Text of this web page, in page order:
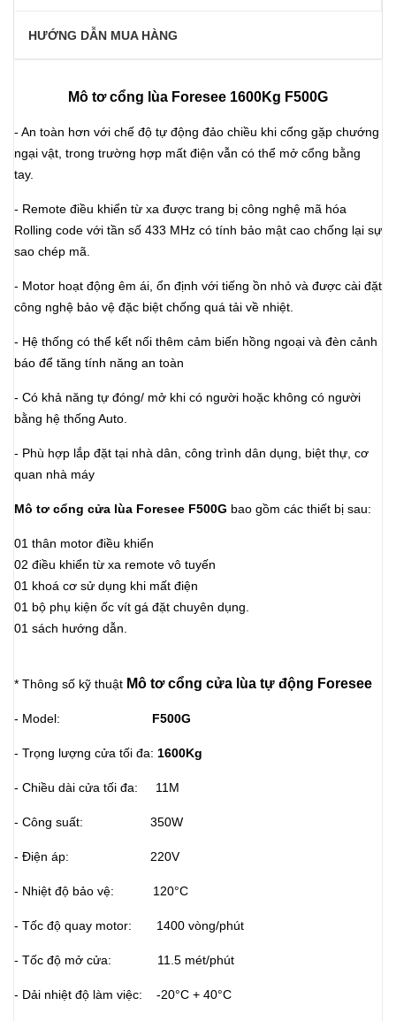
HƯỚNG DẪN MUA HÀNG
Mô tơ cổng lùa Foresee 1600Kg F500G
- An toàn hơn với chế độ tự động đảo chiều khi cổng gặp chướng
ngại vật, trong trường hợp mất điện vẫn có thể mở cổng bằng
tay.
- Remote điều khiển từ xa được trang bị công nghệ mã hóa
Rolling code với tần số 433 MHz có tính bảo mật cao chống lại sự
sao chép mã.
- Motor hoạt động êm ái, ổn định với tiếng ồn nhỏ và được cài đặt
công nghệ bảo vệ đặc biệt chống quá tải về nhiệt.
- Hệ thống có thể kết nối thêm cảm biến hồng ngoại và đèn cảnh
báo để tăng tính năng an toàn
- Có khả năng tự đóng/ mở khi có người hoặc không có người
bằng hệ thống Auto.
- Phù hợp lắp đặt tại nhà dân, công trình dân dụng, biệt thự, cơ
quan nhà máy
Mô tơ cổng cửa lùa Foresee F500G bao gồm các thiết bị sau:
01 thân motor điều khiển
02 điều khiển từ xa remote vô tuyến
01 khoá cơ sử dụng khi mất điện
01 bộ phụ kiện ốc vít gá đặt chuyên dụng.
01 sách hướng dẫn.
* Thông số kỹ thuật Mô tơ cổng cửa lùa tự động Foresee
- Model: F500G
- Trọng lượng cửa tối đa: 1600Kg
- Chiều dài cửa tối đa: 11M
- Công suất: 350W
- Điện áp: 220V
- Nhiệt độ bảo vệ: 120°C
- Tốc độ quay motor: 1400 vòng/phút
- Tốc độ mở cửa: 11.5 mét/phút
- Dải nhiệt độ làm việc: -20°C + 40°C